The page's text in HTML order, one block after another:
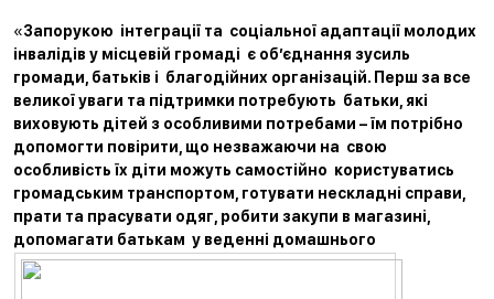
«Запорукою інтеграції та соціальної адаптації молодих
інвалідів у місцевій громаді є об’єднання зусиль
громади, батьків і благодійних організацій. Перш за все
великої уваги та підтримки потребують батьки, які
виховують дітей з особливими потребами – їм потрібно
допомогти повірити, що незважаючи на свою
особливість їх діти можуть самостійно користуватись
громадським транспортом, готувати нескладні справи,
прати та прасувати одяг, робити закупи в магазині,
допомагати батькам у веденні домашнього